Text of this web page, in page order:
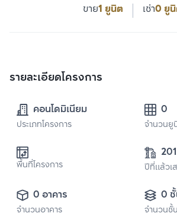
ขาย1 ยูนิต เช่า0 ยู
รายละเอียดโครงการ
คอนโดมิเนียม
ประเภทโครงการ
0
จำนวนยู
พื้นที่โครงการ ปีที่แล้วเ
0 อาคาร
จำนวนอาคาร
0
จำนวนชั้น